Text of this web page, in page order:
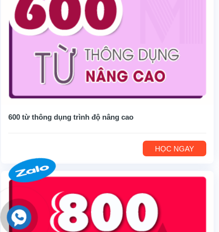
600 từ thông dụng trình độ nâng cao
HỌC NGAY